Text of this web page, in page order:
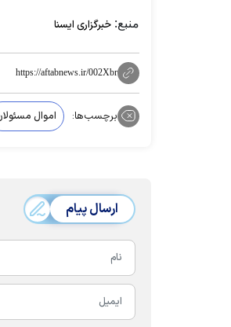
منبع: خبرگزاری ایسنا
https://aftabnews.ir/002Xbr
برچسب‌ها: اموال
ارسال پیام